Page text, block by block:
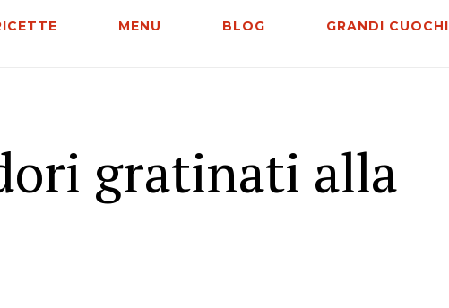
MENU BLOG GRANDI CUOCHI
gratinati alla